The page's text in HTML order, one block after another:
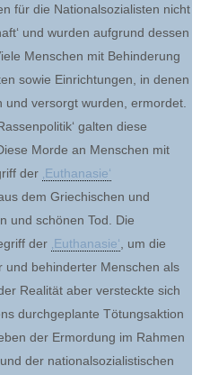
für die Nationalsozialisten nicht
und wurden aufgrund dessen
Menschen mit Behinderung
sowie Einrichtungen, in denen
versorgt wurden, ermordet.
galten diese
Morde an Menschen mit
der ‚Euthanasie‘
dem Griechischen und
und schönen Tod. Die
der ‚Euthanasie‘ , um die
und behinderter Menschen als
Realität aber versteckte sich
durchgeplante Tötungsaktion
der Ermordung im Rahmen
der nationalsozialistischen